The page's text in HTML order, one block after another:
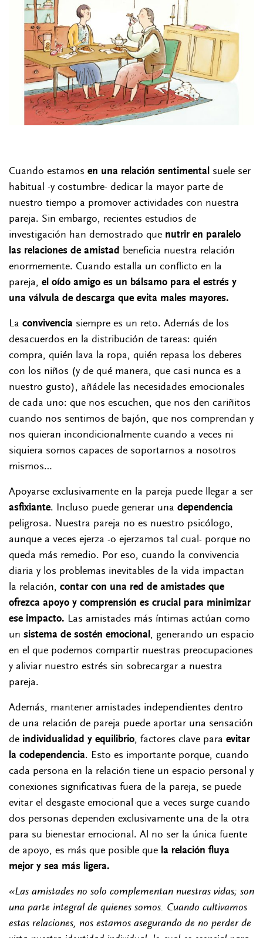
Cuando estamos en una relación sentimental suele ser
habitual -y costumbre- dedicar la mayor parte de
nuestro tiempo a promover actividades con nuestra
pareja. Sin embargo, recientes estudios de
investigación han demostrado que nutrir en paralelo
las relaciones de amistad beneficia nuestra relación
enormemente. Cuando estalla un conflicto en la
pareja, el oído amigo es un bálsamo para el estrés y
una válvula de descarga que evita males mayores.
La convivencia siempre es un reto. Además de los
desacuerdos en la distribución de tareas: quién
compra, quién lava la ropa, quién repasa los deberes
con los niños (y de qué manera, que casi nunca es a
nuestro gusto), añádele las necesidades emocionales
de cada uno: que nos escuchen, que nos den cariñitos
cuando nos sentimos de bajón, que nos comprendan y
nos quieran incondicionalmente cuando a veces ni
siquiera somos capaces de soportarnos a nosotros
mismos…
Apoyarse exclusivamente en la pareja puede llegar a ser
asfixiante. Incluso puede generar una dependencia
peligrosa. Nuestra pareja no es nuestro psicólogo,
aunque a veces ejerza -o ejerzamos tal cual- porque no
queda más remedio. Por eso, cuando la convivencia
diaria y los problemas inevitables de la vida impactan
la relación, contar con una red de amistades que
ofrezca apoyo y comprensión es crucial para minimizar
ese impacto. Las amistades más íntimas actúan como
un sistema de sostén emocional , generando un espacio
en el que podemos compartir nuestras preocupaciones
y aliviar nuestro estrés sin sobrecargar a nuestra
pareja.
Además, mantener amistades independientes dentro
de una relación de pareja puede aportar una sensación
de individualidad y equilibrio, factores clave para evitar
la codependencia. Esto es importante porque, cuando
cada persona en la relación tiene un espacio personal y
conexiones significativas fuera de la pareja, se puede
evitar el desgaste emocional que a veces surge cuando
dos personas dependen exclusivamente una de la otra
para su bienestar emocional. Al no ser la única fuente
de apoyo, es más que posible que la relación fluya
mejor y sea más ligera.
«Las amistades no solo complementan nuestras vidas; son
una parte integral de quienes somos. Cuando cultivamos
estas relaciones, nos estamos asegurando de no perder de